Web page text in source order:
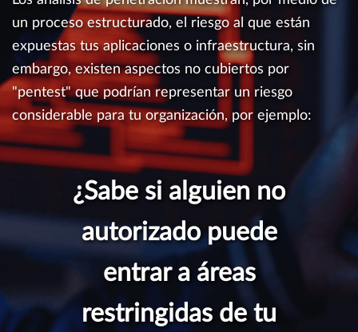
un proceso estructurado, el riesgo al que están
expuestas tus aplicaciones o infraestructura, sin
embargo, existen aspectos no cubiertos por
"pentest" que podrían representar un riesgo
considerable para tu organización, por ejemplo:
¿Sabe si alguien no
autorizado puede
entrar a áreas
restringidas de tu